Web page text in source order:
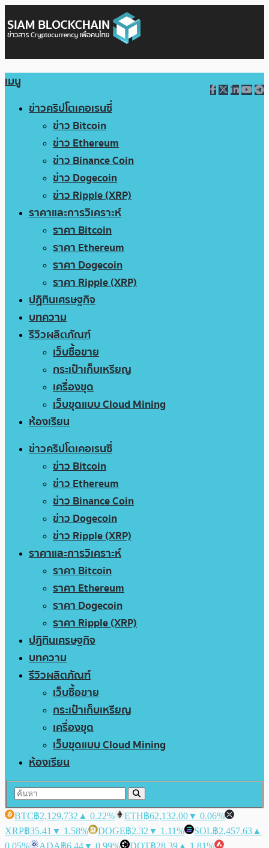
เมนู
ข่าวคริปโตเคอเรนซี่
ข่าว Bitcoin
ข่าว Ethereum
ข่าว Binance Coin
ข่าว Dogecoin
ข่าว Ripple (XRP)
ราคาและการวิเคราะห์
ราคา Bitcoin
ราคา Ethereum
ราคา Dogecoin
ราคา Ripple (XRP)
ปฏิทินเศรษฐกิจ
บทความ
รีวิวผลิตภัณฑ์
เว็บซื้อขาย
กระเป๋าเก็บเหรียญ
เครื่องขุด
เว็บขุดแบบ Cloud Mining
ห้องเรียน
ข่าวคริปโตเคอเรนซี่
ข่าว Bitcoin
ข่าว Ethereum
ข่าว Binance Coin
ข่าว Dogecoin
ข่าว Ripple (XRP)
ราคาและการวิเคราะห์
ราคา Bitcoin
ราคา Ethereum
ราคา Dogecoin
ราคา Ripple (XRP)
ปฏิทินเศรษฐกิจ
บทความ
รีวิวผลิตภัณฑ์
เว็บซื้อขาย
กระเป๋าเก็บเหรียญ
เครื่องขุด
เว็บขุดแบบ Cloud Mining
ห้องเรียน
BTC฿2,129,732 ▲ 0.22% ETH฿62,132.00▼ 0.06%
XRP฿35.41 ▼ 1.58% DOGE฿2.32 ▼ 1.11% SOL฿2,457.63 ▲
0.05%
ADA฿6.44▼ 0.99% DOT฿28.39 ▲ 1.81%